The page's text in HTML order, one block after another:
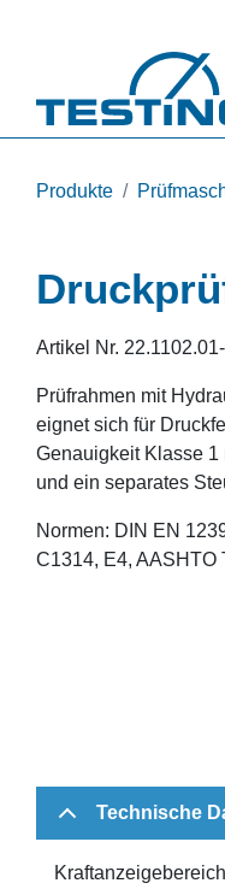
Produkte
Artikel Nr.
Prüfrahmen mit
eignet sich für
Genauigkeit Klasse 1
und ein separates
Normen: DIN EN
C1314, E4, AASHTO
Technische